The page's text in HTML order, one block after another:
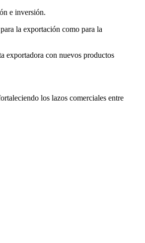
e inversión.
la exportación como para la
exportadora con nuevos productos
los lazos comerciales entre